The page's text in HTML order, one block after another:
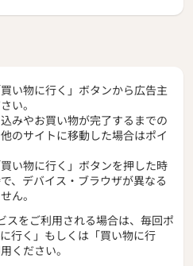
い物に行く」ボタンから広告主
い。
みやお買い物が完了するまでの
のサイトに移動した場合はポイ
い物に行く」ボタンを押した時
、デバイス・ブラウザが異なる
ん。
スをご利用される場合は、毎回ポ
行く」もしくは「買い物に行
ください。